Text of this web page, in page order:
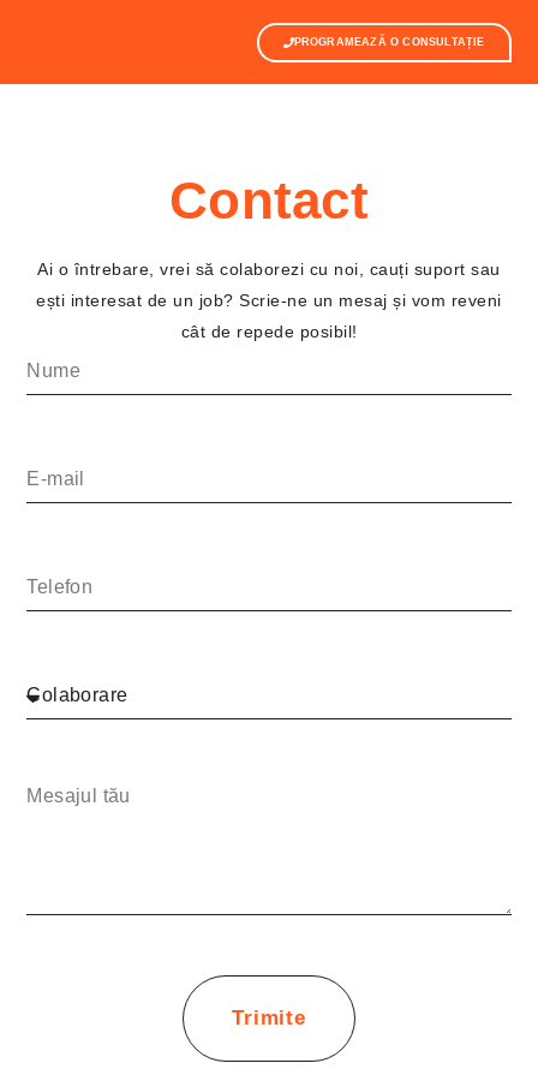
PROGRAMEAZĂ O CONSULTAȚIE
Contact
Ai o întrebare, vrei să colaborezi cu noi, cauți suport sau
ești interesat de un job? Scrie-ne un mesaj și vom reveni
cât de repede posibil!
Trimite